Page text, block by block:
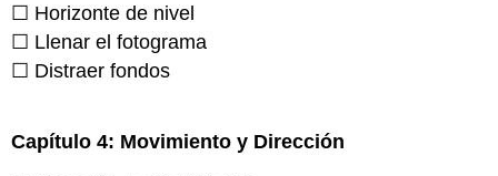
☐ Horizonte de nivel
☐ Llenar el fotograma
☐ Distraer fondos
Capítulo 4: Movimiento y Dirección